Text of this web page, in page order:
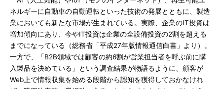
ネルギーに自動車の自動運転といった技術の発展とともに、製造
業においても新たな市場が生まれている。実際、企業のIT投資は
増加傾向にあり、今やIT投資は企業の全設備投資の2割を超える
までになっている（総務省「平成27年版情報通信白書」より）。
一方で、「B2B領域では顧客の約6割が営業担当者を呼ぶ前に購
入製品を決めている」という調査結果が物語るように、顧客が
Web上で情報収集を始める段階から認知を獲得しておかなけれ